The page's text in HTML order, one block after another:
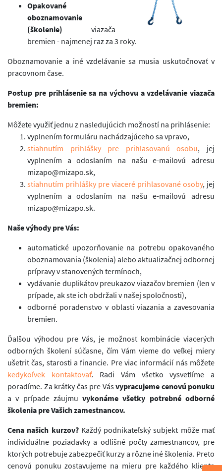
Opakované
oboznamovanie
(školenie) viazača
bremien - najmenej raz za 3 roky.
Oboznamovanie a iné vzdelávanie sa musia uskutočnovať v
pracovnom čase.
Postup pre prihlásenie sa na výchovu a vzdelávanie viazača
bremien:
Môžete využiť jednu z nasledujúcich možností na prihlásenie:
vyplnením formuláru nachádzajúceho sa vpravo,
stiahnutím prihlášky pre prihlasovanú osobu, jej
vyplnením a odoslaním na našu e-mailovú adresu
mizapo@mizapo.sk,
stiahnutím prihlášky pre viaceré prihlasované osoby, jej
vyplnením a odoslaním na našu e-mailovú adresu
mizapo@mizapo.sk.
Naše výhody pre Vás:
automatické upozorňovanie na potrebu opakovaného
oboznamovania (školenia) alebo aktualizačnej odbornej
prípravy v stanovených termínoch,
vydávanie duplikátov preukazov viazačov bremien (len v
prípade, ak ste ich obdržali v našej spoločnosti),
odborné poradenstvo v oblasti viazania a zavesovania
bremien.
Ďalšou výhodou pre Vás, je možnosť kombinácie viacerých
odborných školení súčasne, čím Vám vieme do veľkej miery
ušetriť čas, starosti a financie. Pre viac informácií nás môžete
kedykoľvek kontaktovať. Radi Vám všetko vysvetlíme a
poradíme. Za krátky čas pre Vásvypracujeme cenovú ponuku
a v prípade záujmuvykonáme všetky potrebné odborné
školenia pre Vašich zamestnancov.
Cena našich kurzov? Každý podnikateľský subjekt môže mať
individuálne poziadavky a odlišné počty zamestnancov, pre
ktorých potrebuje zabezpečiť kurzy a rôzne iné školenia. Preto
cenovú ponuku zostavujeme na mieru pre každého klienta